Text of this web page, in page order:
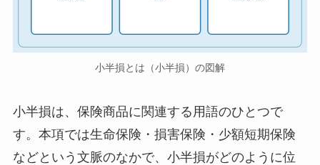
小半損とは（小半損）の図解
小半損は、保険商品に関連する用語のひとつで
す。本項では生命保険・損害保険・少額短期保険
などという文脈のなかで、小半損がどのように位